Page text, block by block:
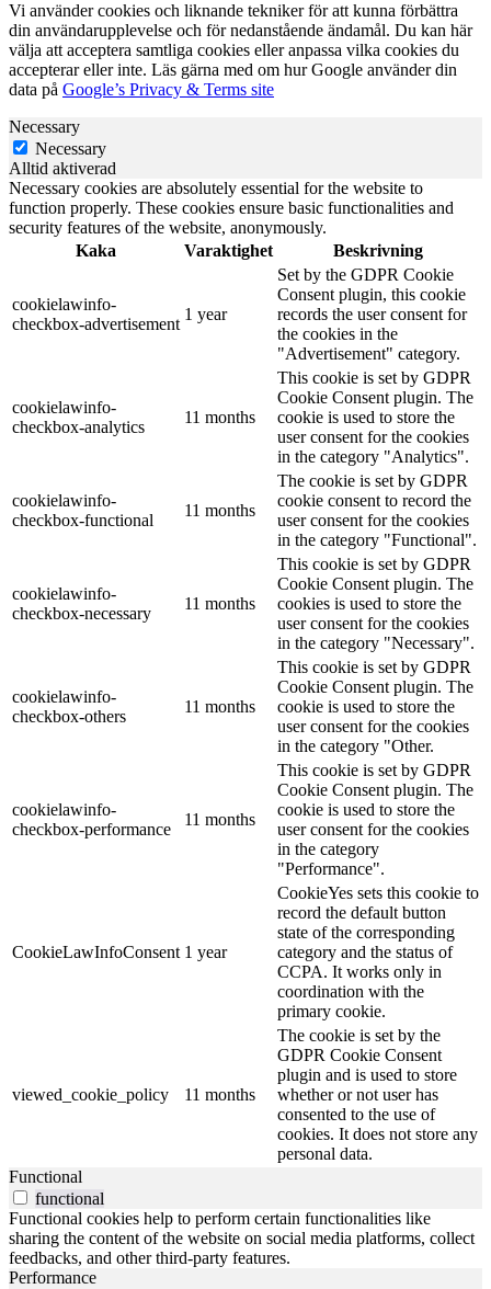
Vi använder cookies och liknande tekniker för att kunna förbättra
din användarupplevelse och för nedanstående ändamål. Du kan här
välja att acceptera samtliga cookies eller anpassa vilka cookies du
accepterar eller inte. Läs gärna med om hur Google använder din
data på Google’s Privacy & Terms site
Necessary
Necessary
Alltid aktiverad
Necessary cookies are absolutely essential for the website to
function properly. These cookies ensure basic functionalities and
security features of the website, anonymously.
Kaka
Varaktighet Beskrivning
cookielawinfo-
checkbox-advertisement
1 year
Set by the GDPR Cookie
Consent plugin, this cookie
records the user consent for
the cookies in the
"Advertisement" category.
cookielawinfo-
checkbox-analytics
11 months
This cookie is set by GDPR
Cookie Consent plugin. The
cookie is used to store the
user consent for the cookies
in the category "Analytics".
cookielawinfo-
checkbox-functional
11 months
The cookie is set by GDPR
cookie consent to record the
user consent for the cookies
in the category "Functional".
cookielawinfo-
checkbox-necessary
11 months
This cookie is set by GDPR
Cookie Consent plugin. The
cookies is used to store the
user consent for the cookies
in the category "Necessary".
cookielawinfo-
checkbox-others
11 months
This cookie is set by GDPR
Cookie Consent plugin. The
cookie is used to store the
user consent for the cookies
in the category "Other.
cookielawinfo-
checkbox-performance
11 months
This cookie is set by GDPR
Cookie Consent plugin. The
cookie is used to store the
user consent for the cookies
in the category
"Performance".
CookieLawInfoConsent 1 year
CookieYes sets this cookie to
record the default button
state of the corresponding
category and the status of
CCPA. It works only in
coordination with the
primary cookie.
viewed_cookie_policy 11 months
The cookie is set by the
GDPR Cookie Consent
plugin and is used to store
whether or not user has
consented to the use of
cookies. It does not store any
personal data.
Functional
functional
Functional cookies help to perform certain functionalities like
sharing the content of the website on social media platforms, collect
feedbacks, and other third-party features.
Performance